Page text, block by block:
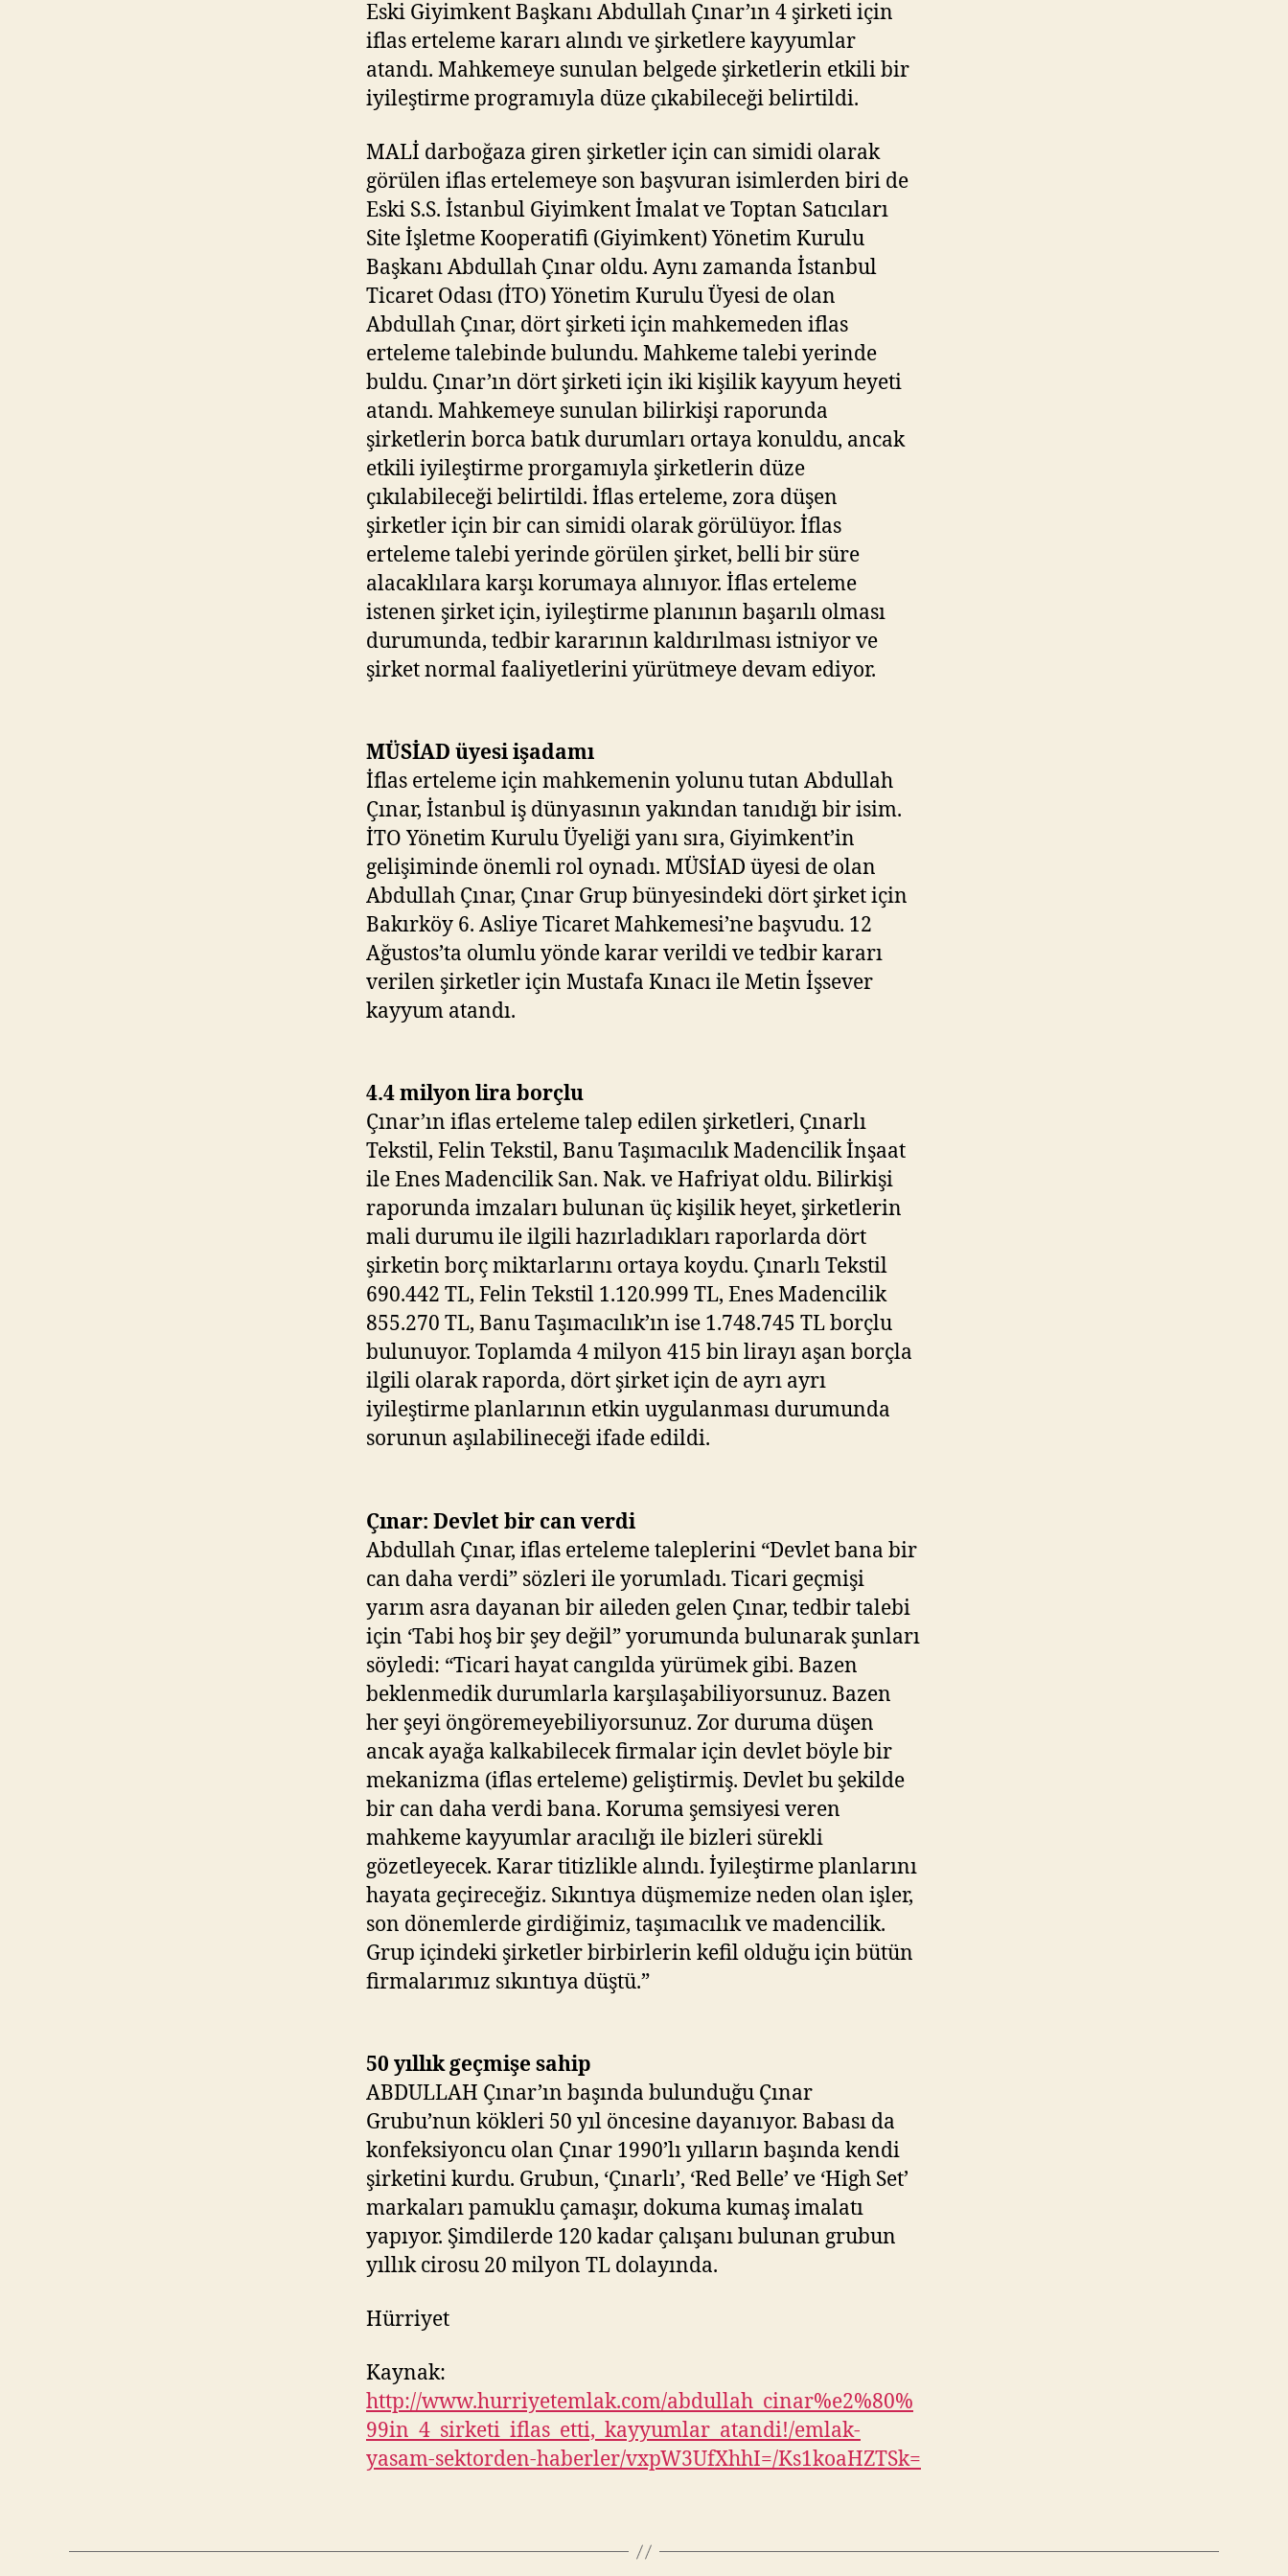
Eski Giyimkent Başkanı Abdullah Çınar’ın 4 şirketi için
iflas erteleme kararı alındı ve şirketlere kayyumlar
atandı. Mahkemeye sunulan belgede şirketlerin etkili bir
iyileştirme programıyla düze çıkabileceği belirtildi.
MALİ darboğaza giren şirketler için can simidi olarak
görülen iflas ertelemeye son başvuran isimlerden biri de
Eski S.S. İstanbul Giyimkent İmalat ve Toptan Satıcıları
Site İşletme Kooperatifi (Giyimkent) Yönetim Kurulu
Başkanı Abdullah Çınar oldu. Aynı zamanda İstanbul
Ticaret Odası (İTO) Yönetim Kurulu Üyesi de olan
Abdullah Çınar, dört şirketi için mahkemeden iflas
erteleme talebinde bulundu. Mahkeme talebi yerinde
buldu. Çınar’ın dört şirketi için iki kişilik kayyum heyeti
atandı. Mahkemeye sunulan bilirkişi raporunda
şirketlerin borca batık durumları ortaya konuldu, ancak
etkili iyileştirme prorgamıyla şirketlerin düze
çıkılabileceği belirtildi. İflas erteleme, zora düşen
şirketler için bir can simidi olarak görülüyor. İflas
erteleme talebi yerinde görülen şirket, belli bir süre
alacaklılara karşı korumaya alınıyor. İflas erteleme
istenen şirket için, iyileştirme planının başarılı olması
durumunda, tedbir kararının kaldırılması istniyor ve
şirket normal faaliyetlerini yürütmeye devam ediyor.
MÜSİAD üyesi işadamı
İflas erteleme için mahkemenin yolunu tutan Abdullah
Çınar, İstanbul iş dünyasının yakından tanıdığı bir isim.
İTO Yönetim Kurulu Üyeliği yanı sıra, Giyimkent’in
gelişiminde önemli rol oynadı. MÜSİAD üyesi de olan
Abdullah Çınar, Çınar Grup bünyesindeki dört şirket için
Bakırköy 6. Asliye Ticaret Mahkemesi’ne başvudu. 12
Ağustos’ta olumlu yönde karar verildi ve tedbir kararı
verilen şirketler için Mustafa Kınacı ile Metin İşsever
kayyum atandı.
4.4 milyon lira borçlu
Çınar’ın iflas erteleme talep edilen şirketleri, Çınarlı
Tekstil, Felin Tekstil, Banu Taşımacılık Madencilik İnşaat
ile Enes Madencilik San. Nak. ve Hafriyat oldu. Bilirkişi
raporunda imzaları bulunan üç kişilik heyet, şirketlerin
mali durumu ile ilgili hazırladıkları raporlarda dört
şirketin borç miktarlarını ortaya koydu. Çınarlı Tekstil
690.442 TL, Felin Tekstil 1.120.999 TL, Enes Madencilik
855.270 TL, Banu Taşımacılık’ın ise 1.748.745 TL borçlu
bulunuyor. Toplamda 4 milyon 415 bin lirayı aşan borçla
ilgili olarak raporda, dört şirket için de ayrı ayrı
iyileştirme planlarının etkin uygulanması durumunda
sorunun aşılabilineceği ifade edildi.
Çınar: Devlet bir can verdi
Abdullah Çınar, iflas erteleme taleplerini “Devlet bana bir
can daha verdi” sözleri ile yorumladı. Ticari geçmişi
yarım asra dayanan bir aileden gelen Çınar, tedbir talebi
için ‘Tabi hoş bir şey değil” yorumunda bulunarak şunları
söyledi: “Ticari hayat cangılda yürümek gibi. Bazen
beklenmedik durumlarla karşılaşabiliyorsunuz. Bazen
her şeyi öngöremeyebiliyorsunuz. Zor duruma düşen
ancak ayağa kalkabilecek firmalar için devlet böyle bir
mekanizma (iflas erteleme) geliştirmiş. Devlet bu şekilde
bir can daha verdi bana. Koruma şemsiyesi veren
mahkeme kayyumlar aracılığı ile bizleri sürekli
gözetleyecek. Karar titizlikle alındı. İyileştirme planlarını
hayata geçireceğiz. Sıkıntıya düşmemize neden olan işler,
son dönemlerde girdiğimiz, taşımacılık ve madencilik.
Grup içindeki şirketler birbirlerin kefil olduğu için bütün
firmalarımız sıkıntıya düştü.”
50 yıllık geçmişe sahip
ABDULLAH Çınar’ın başında bulunduğu Çınar
Grubu’nun kökleri 50 yıl öncesine dayanıyor. Babası da
konfeksiyoncu olan Çınar 1990’lı yılların başında kendi
şirketini kurdu. Grubun, ‘Çınarlı’, ‘Red Belle’ ve ‘High Set’
markaları pamuklu çamaşır, dokuma kumaş imalatı
yapıyor. Şimdilerde 120 kadar çalışanı bulunan grubun
yıllık cirosu 20 milyon TL dolayında.
Hürriyet
Kaynak:
http://www.hurriyetemlak.com/abdullah_cinar%e2%80%
99in_4_sirketi_iflas_etti,_kayyumlar_atandi!/emlak-
yasam-sektorden-haberler/vxpW3UfXhhI=/Ks1koaHZTSk=